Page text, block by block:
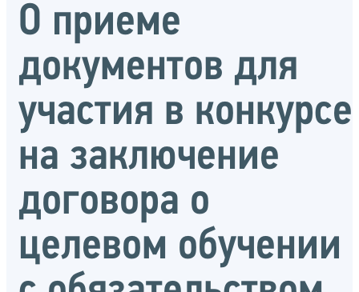
О приеме
документов для
участия в конкурсе
на заключение
договора о
целевом обучении